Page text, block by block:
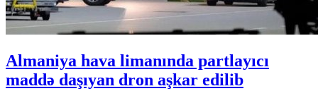
Almaniya hava limanında partlayıcı
maddə daşıyan dron aşkar edilib